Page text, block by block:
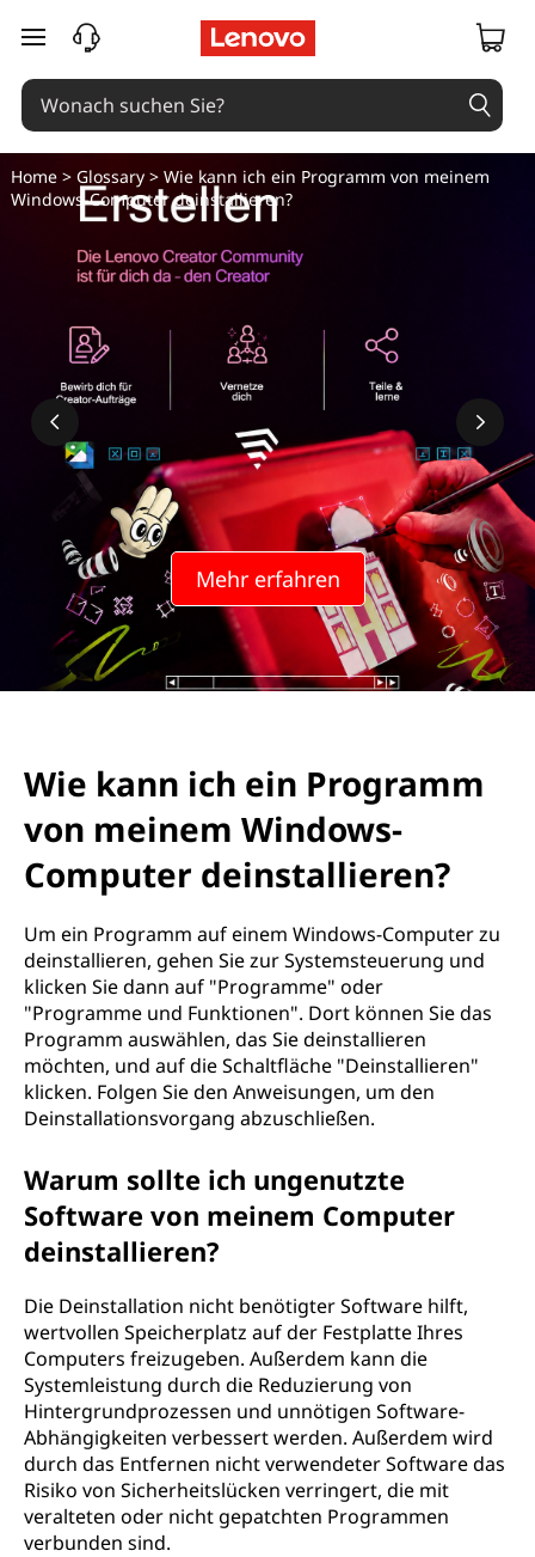
zum Hauptinhalt springen
Mehr erfahren
Home> Glossary> Wie kann ich ein Programm von meinem
Windows-Computer deinstallieren?
Wie kann ich ein Programm
von meinem Windows-
Computer deinstallieren?
Um ein Programm auf einem Windows-Computer zu
deinstallieren, gehen Sie zur Systemsteuerung und
klicken Sie dann auf "Programme" oder
"Programme und Funktionen". Dort können Sie das
Programm auswählen, das Sie deinstallieren
möchten, und auf die Schaltfläche "Deinstallieren"
klicken. Folgen Sie den Anweisungen, um den
Deinstallationsvorgang abzuschließen.
Warum sollte ich ungenutzte
Software von meinem Computer
deinstallieren?
Die Deinstallation nicht benötigter Software hilft,
wertvollen Speicherplatz auf der Festplatte Ihres
Computers freizugeben. Außerdem kann die
Systemleistung durch die Reduzierung von
Hintergrundprozessen und unnötigen Software-
Abhängigkeiten verbessert werden. Außerdem wird
durch das Entfernen nicht verwendeter Software das
Risiko von Sicherheitslücken verringert, die mit
veralteten oder nicht gepatchten Programmen
verbunden sind.